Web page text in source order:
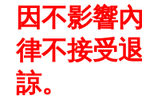
因不影響
律不接受
諒。